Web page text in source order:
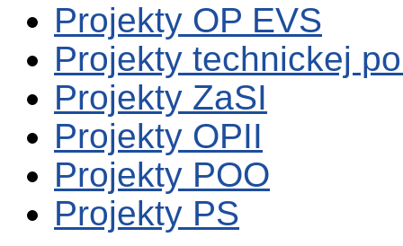
Projekty OP EVS
Projekty technickej
Projekty ZaSI
Projekty OPII
Projekty POO
Projekty PS